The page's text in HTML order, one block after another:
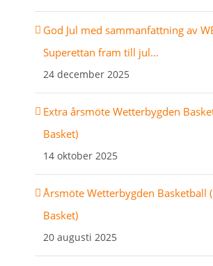
God Jul med sammanfattning av
Superettan fram till jul…
24 december 2025
Extra årsmöte Wetterbygden
Basket)
14 oktober 2025
Årsmöte Wetterbygden Basketball
Basket)
20 augusti 2025